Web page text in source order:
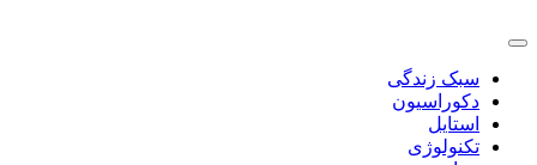
سبک زندگی
دکوراسیون
استایل
تکنولوژی